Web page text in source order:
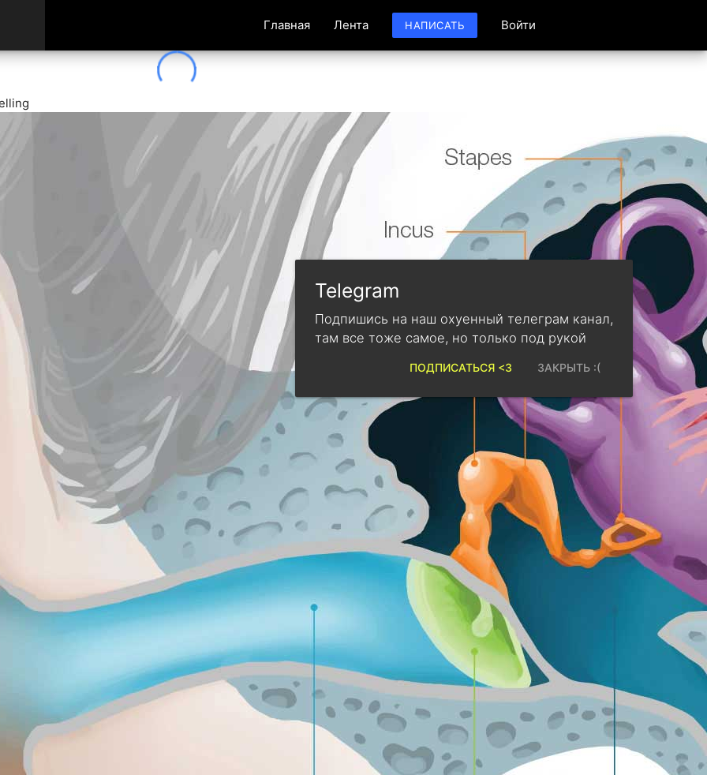
Главная Лента НАПИСАТЬ Войти
Telegram
Подпишись на наш охуенный телеграм канал,
там все тоже самое, но только под рукой
ЗАКРЫТЬ :(
ПОДПИСАТЬСЯ <3